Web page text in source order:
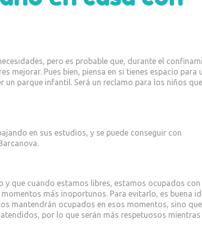
pero es probable que, durante el
mejorar. Pues bien, piensa en si tienes espacio para
un parque infantil. Será un reclamo para los niños que
en sus estudios, y se puede conseguir con
que cuando estamos libres, estamos ocupados
más inoportunos. Para evitarlo, es buena
mantendrán ocupados en esos momentos, sino
por lo que serán más respetuosos mientras